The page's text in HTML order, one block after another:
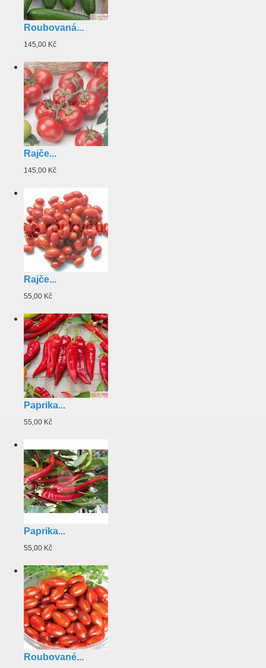
Roubovaná...
145,00 Kč
Rajče...
145,00 Kč
Rajče...
55,00 Kč
Paprika...
55,00 Kč
Paprika...
55,00 Kč
Roubované...